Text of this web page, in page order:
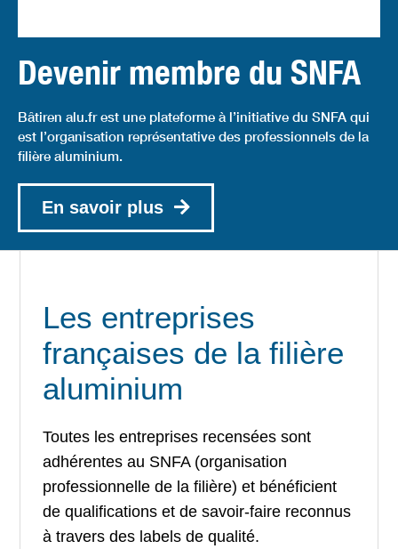
Devenir membre du SNFA
Bâtiren alu.fr est une plateforme à l’initiative du SNFA qui
est l’organisation représentative des professionnels de la
filière aluminium.
En savoir plus
Les entreprises
françaises de la filière
aluminium
Toutes les entreprises recensées sont
adhérentes au SNFA (organisation
professionnelle de la filière) et bénéficient
de qualifications et de savoir-faire reconnus
à travers des labels de qualité.